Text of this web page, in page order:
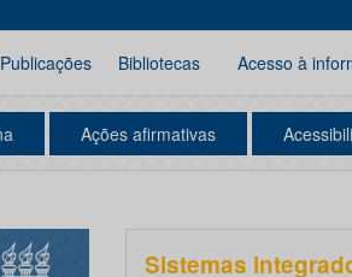
Publicações Bibliotecas Acesso à
Ações afirmativas
Sistemas